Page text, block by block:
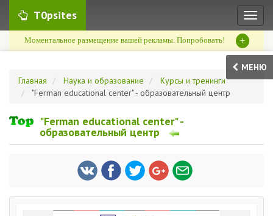
T0psites
Моментальное размещение вашей рекламы. Попробовать! +
МЕНЮ
Главная
Наука и образование
Курсы и тренинги
"Ferman educational center" - образовательный центр
"Ferman educational center" -
образовательный центр